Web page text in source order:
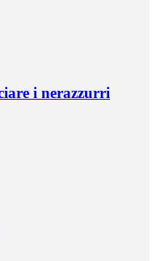
i nerazzurri